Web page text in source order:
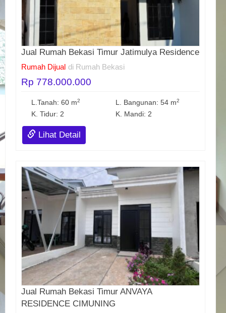
Jual Rumah Bekasi Timur Jatimulya Residence
Rumah Dijual di Rumah Bekasi
Rp 778.000.000
L.Tanah: 60 m2 L. Bangunan: 54 m2
K. Tidur: 2 K. Mandi: 2
Lihat Detail
Jual Rumah Bekasi Timur ANVAYA
RESIDENCE CIMUNING